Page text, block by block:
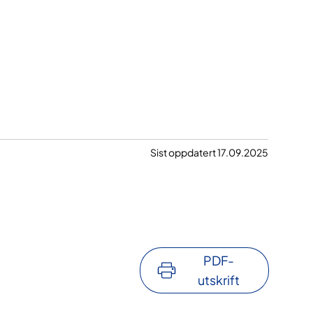
Sist oppdatert 17.09.2025
PDF-
utskrift